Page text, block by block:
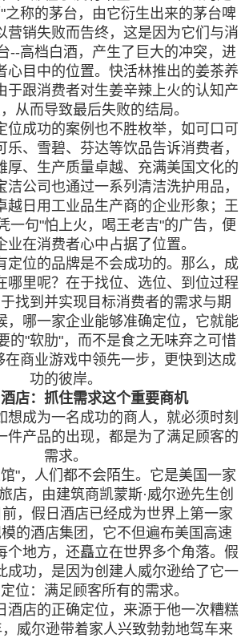
之称的茅台，由它衍生出来的茅台啤
营销失败而告终，这是因为它们与消
--高档白酒，产生了巨大的冲突，进
心目中的位置。快活林推出的姜茶养
于跟消费者对生姜辛辣上火的认知产
从而导致最后失败的结局。
成功的案例也不胜枚举，如可口可
乐、雪碧、芬达等饮品告诉消费者，
厚、生产质量卓越、充满美国文化的
洁公司也通过一系列清洁洗护用品，
越日用工业品生产商的企业形象；王
一句"怕上火，喝王老吉"的广告，便
业在消费者心中占据了位置。
位的品牌是不会成功的。那么，成
哪里呢？在于找位、选位、到位过程
找到并实现目标消费者的需求与期
，哪一家企业能够准确定位，它就能
的"软肋"，而不是食之无味弃之可惜
在商业游戏中领先一步，更快到达成
功的彼岸。
店：抓住需求这个重要商机
成为一名成功的商人，就必须时刻
件产品的出现，都是为了满足顾客的
需求。
，人们都不会陌生。它是美国一家
店，由建筑商凯蒙斯·威尔逊先生创
，假日酒店已经成为世界上第一家
的酒店集团，它不但遍布美国高速
个地方，还矗立在世界多个角落。假
成功，是因为创建人威尔逊给了它一
位：满足顾客所有的需求。
店的正确定位，来源于他一次糟糕
威尔逊带着家人兴致勃勃地驾车来